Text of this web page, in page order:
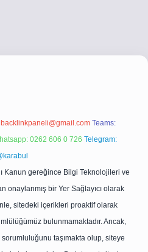
yeni giriş
backlinkpaneli@gmail.com Teams:
0262 606 0 726 Telegram:
Kanun gereğince Bilgi Teknolojileri ve
onaylanmış bir Yer Sağlayıcı olarak
sitedeki içerikleri proaktif olarak
bulunmamaktadır. Ancak,
taşımakta olup, siteye